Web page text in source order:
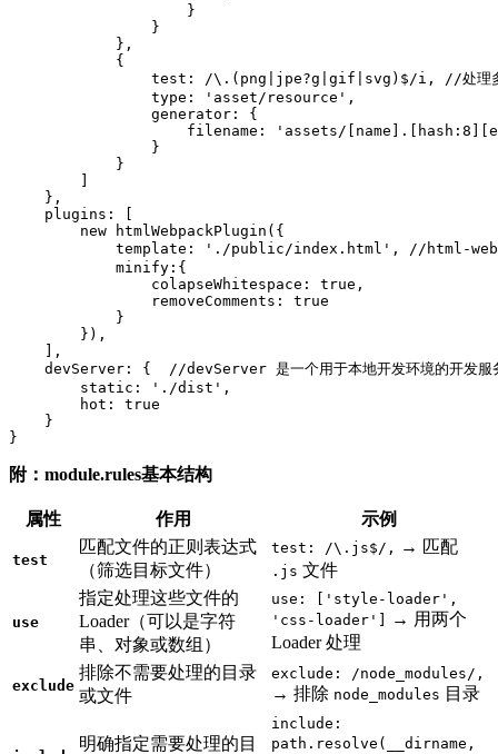
                    }
                }
            },
            {
test: /\.(png|jpe?g|gif|svg)$/i, //处理多
                type: 'asset/resource',
                generator: {
filename: 'assets/
                }
            }
    },
    plugins: [
        new htmlWebpackPlugin({
template: './public/index.html', //html-
            minify:{
                colapseWhitespace: true,
                removeComments: true
            }
        }),
    ],
devServer: {  //devServer 是一个用于本地开发环境的开发服
        static: './dist',
        hot: true
    }
}
附：module.rules基本结构
属性 作用 示例
test
匹配文件的正则表达式
（筛选目标文件）
test: /\.js$/, → 匹配
.js 文件
use
指定处理这些文件的
Loader（可以是字符
串、对象或数组）
use: ['style-loader',
'css-loader']
→ 用两个
Loader 处理
exclude
排除不需要处理的目录
或文件
exclude: /node_modules/,
→ 排除 node_modules 目录
明确指定需要处理的目
include:
path.resolve(__dirname,